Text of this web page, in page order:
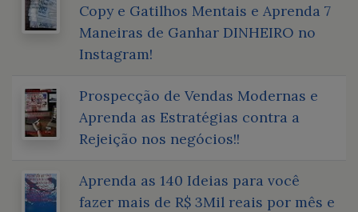
Copy e Gatilhos Mentais e Aprenda 7
Maneiras de Ganhar DINHEIRO no
Instagram!
Prospecção de Vendas Modernas e
Aprenda as Estratégias contra a
Rejeição nos negócios!!
Aprenda as 140 Ideias para você
fazer mais de R$ 3Mil reais por mês e